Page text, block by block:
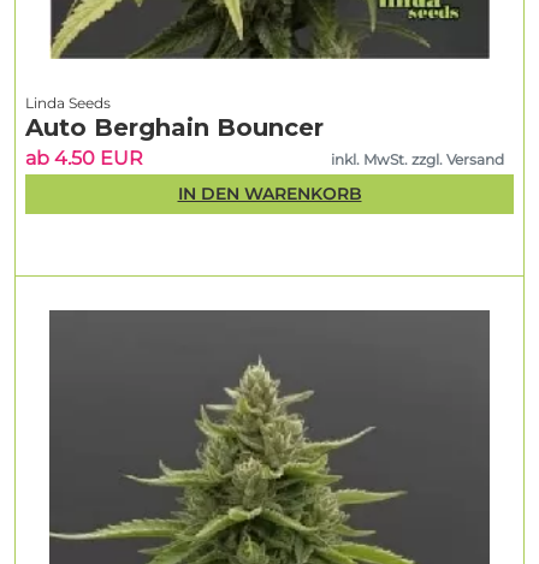
Linda Seeds
Auto Berghain Bouncer
ab 4.50 EUR inkl. MwSt. zzgl. Versand
IN DEN WARENKORB